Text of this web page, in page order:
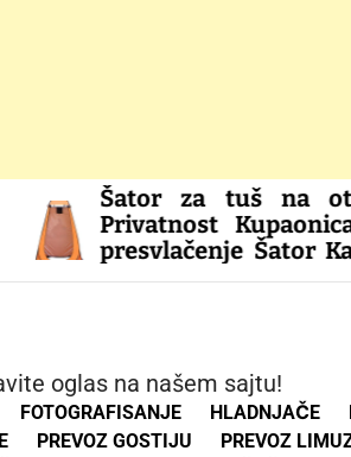
tuš na otvorenom
Kupaonica Tuš za
Šator Kampiranje
od kiše Ribolov
Planinarenje Plaža
ZA PROSLAVE
oglas na našem sajtu!
FOTOGRAFISANJE HLADNJAČE
PREVOZ GOSTIJU PREVOZ